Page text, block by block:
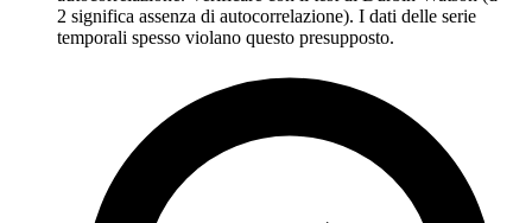
2 significa assenza di autocorrelazione). I dati delle serie
temporali spesso violano questo presupposto.